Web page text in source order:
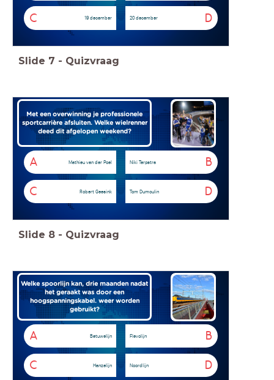
C 19 december D
20 december
Slide 7 - Quizvraag
Met een overwinning je professionele
sportcarrière afsluiten. Welke wielrenner
deed dit afgelopen weekend?
A Mathieu van der Poel B
Niki Terpstra
C Robert Geesink D
Tom Dumoulin
Slide 8 - Quizvraag
Welke spoorlijn kan, drie maanden nadat
het geraakt was door een
hoogspanningskabel. weer worden
gebruikt?
A Betuwelijn B
Flevolijn
C Hanzelijn D
Noordlijn